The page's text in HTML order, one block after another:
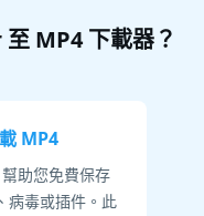
MP4 下載器？
MP4
幫助您免費保存
病毒或插件。此